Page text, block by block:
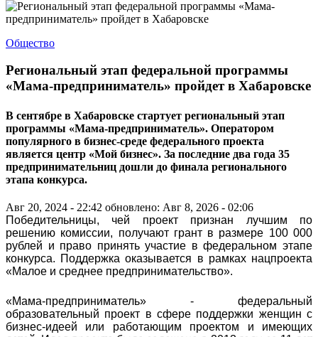
Общество
Региональный этап федеральной программы
«Мама-предприниматель» пройдет в Хабаровске
В сентябре в Хабаровске стартует региональный этап
программы «Мама-предприниматель». Оператором
популярного в бизнес-среде федерального проекта
является центр «Мой бизнес». За последние два года 35
предпринимательниц дошли до финала регионального
этапа конкурса.
Авг 20, 2024 - 22:42 обновлено: Авг 8, 2026 - 02:06
Победительницы, чей проект признан лучшим по
решению комиссии, получают грант в размере 100 000
рублей и право принять участие в федеральном этапе
конкурса. Поддержка оказывается в рамках нацпроекта
«Малое и среднее предпринимательство».
«Мама-предприниматель» - федеральный
образовательный проект в сфере поддержки женщин с
бизнес-идеей или работающим проектом и имеющих